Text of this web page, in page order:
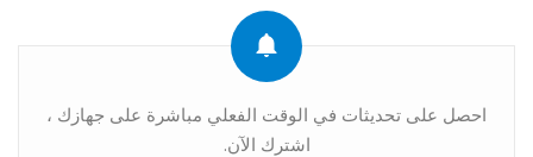
احصل على تحديثات في الوقت الفعلي مباشرة على جهازك ،
اشترك الآن.